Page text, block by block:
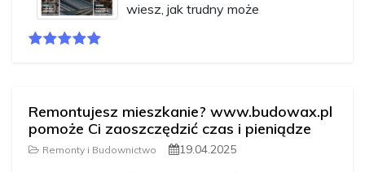
wiesz, jak trudny może
Remontujesz mieszkanie? www.budowax.pl
pomoże Ci zaoszczędzić czas i pieniądze
Remonty i Budownictwo 19.04.2025